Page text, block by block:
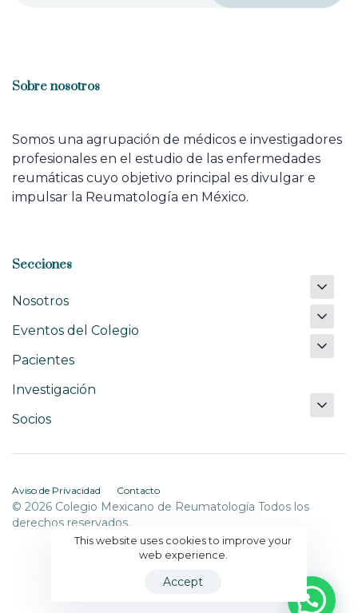
Sobre nosotros
Somos una agrupación de médicos e investigadores
profesionales en el estudio de las enfermedades
reumáticas cuyo objetivo principal es divulgar e
impulsar la Reumatología en México.
Secciones
Nosotros
Eventos del Colegio
Pacientes
Investigación
Socios
Aviso de Privacidad Contacto
© 2026 Colegio Mexicano de Reumatología Todos los
derechos reservados.
This website uses cookies to improve your
web experience.
Accept